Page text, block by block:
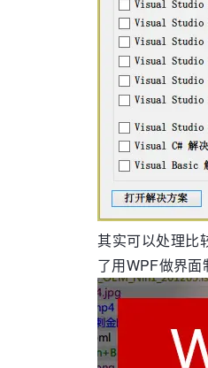
其实可以处理比
了用WPF做界